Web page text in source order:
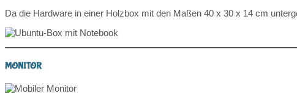
Da die Hardware in einer Holzbox mit den Maßen 40 x 30 x 14 cm
MONITOR